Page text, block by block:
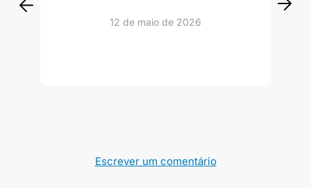
12 de maio de 2026
Escrever um comentário